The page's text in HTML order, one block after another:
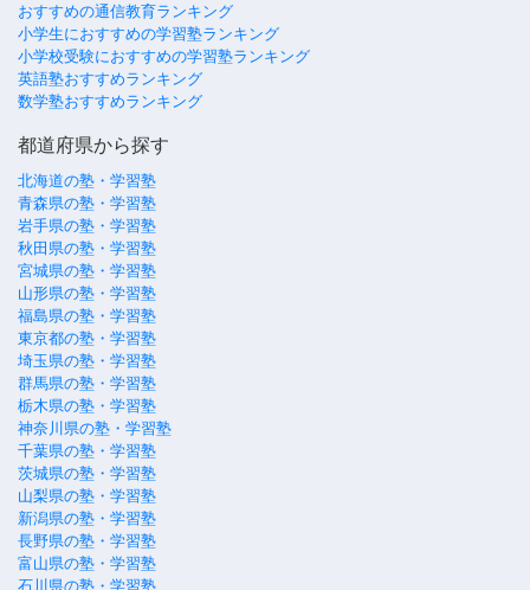
おすすめの通信教育ランキング
小学生におすすめの学習塾ランキング
小学校受験におすすめの学習塾ランキング
英語塾おすすめランキング
数学塾おすすめランキング
都道府県から探す
北海道の塾・学習塾
青森県の塾・学習塾
岩手県の塾・学習塾
秋田県の塾・学習塾
宮城県の塾・学習塾
山形県の塾・学習塾
福島県の塾・学習塾
東京都の塾・学習塾
埼玉県の塾・学習塾
群馬県の塾・学習塾
栃木県の塾・学習塾
神奈川県の塾・学習塾
千葉県の塾・学習塾
茨城県の塾・学習塾
山梨県の塾・学習塾
新潟県の塾・学習塾
長野県の塾・学習塾
富山県の塾・学習塾
石川県の塾・学習塾